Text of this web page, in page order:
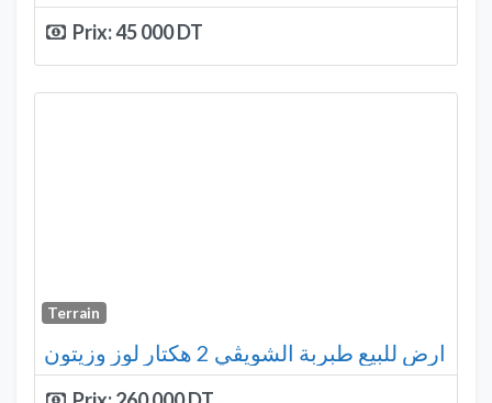
Prix:45 000
Terrain
ارض للبيع طبربة الشويڨي 2 هكتار لوز وزيتون